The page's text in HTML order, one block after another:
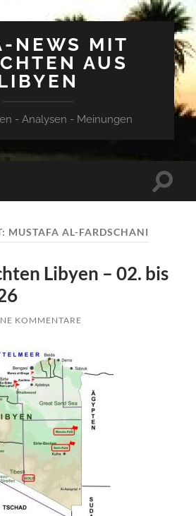
NEWS MIT
AUS
- Analysen - Meinungen
MUSTAFA AL-FARDSCHANI
Libyen – 02. bis
KOMMENTARE